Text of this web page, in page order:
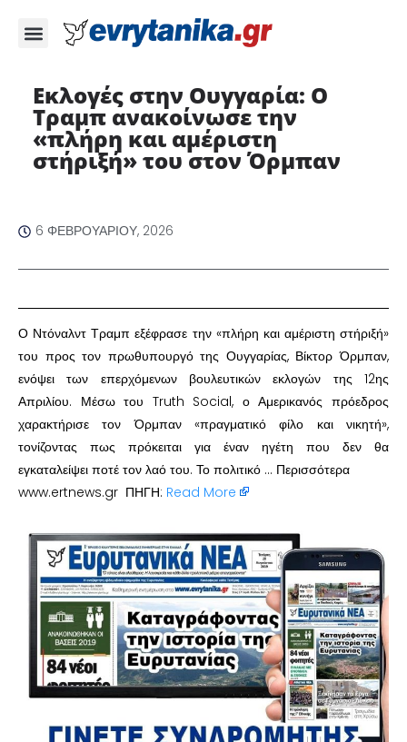
Εκλογές στην Ουγγαρία: Ο
Τραμπ ανακοίνωσε την
«πλήρη και αμέριστη
στήριξή» του στον Όρμπαν ​
6 ΦΕΒΡΟΥΑΡΊΟΥ, 2026
​Ο Ντόναλντ Τραμπ εξέφρασε την «πλήρη και αμέριστη στήριξή»
του προς τον πρωθυπουργό της Ουγγαρίας, Βίκτορ Όρμπαν,
ενόψει των επερχόμενων βουλευτικών εκλογών της 12ης
Απριλίου. Μέσω του Truth Social, ο Αμερικανός πρόεδρος
χαρακτήρισε τον Όρμπαν «πραγματικό φίλο και νικητή»,
τονίζοντας πως πρόκειται για έναν ηγέτη που δεν θα
εγκαταλείψει ποτέ τον λαό του. Το πολιτικό … Περισσότερα
www.ertnews.gr ΠΗΓΗ: Read More